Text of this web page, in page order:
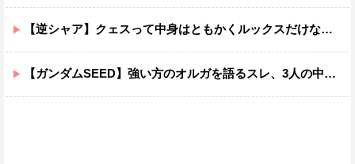
【逆シャア】クェスって中身はともかくルックスだけなら最高だな
【ガンダムSEED】強い方のオルガを語るスレ、3人の中でも強化は一番されてない方